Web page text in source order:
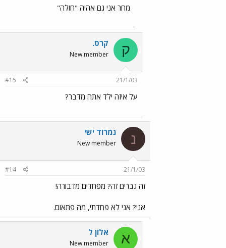
מחר אני גם אהיה "חולה"
ק קרס.
New member
21/1/03
#15
על איזה ילד אתה מדבר?
נ נמרוד ישי
New member
21/1/03
#14
זה גברים זה? מפחדים מדבורה!
אני? אני לא פחדתי, מה פתאום.
א אלון ל
New member